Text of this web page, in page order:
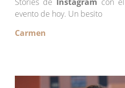
evento de hoy. Un besito
Carmen